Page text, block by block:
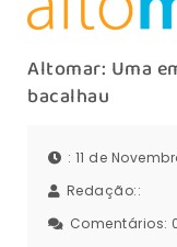
Altomar: Uma
bacalhau
: 11 de
Redação::
Comentários: